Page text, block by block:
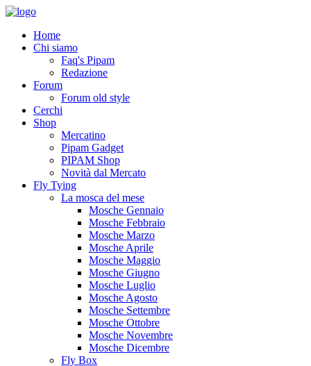
Home
Chi siamo
Faq's Pipam
Redazione
Forum
Forum old style
Cerchi
Shop
Mercatino
Pipam Gadget
PIPAM Shop
Novità dal Mercato
Fly Tying
La mosca del mese
Mosche Gennaio
Mosche Febbraio
Mosche Marzo
Mosche Aprile
Mosche Maggio
Mosche Giugno
Mosche Luglio
Mosche Agosto
Mosche Settembre
Mosche Ottobre
Mosche Novembre
Mosche Dicembre
Fly Box